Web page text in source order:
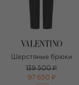
Шерстяные брюки
139 500 ₽
97 650 ₽